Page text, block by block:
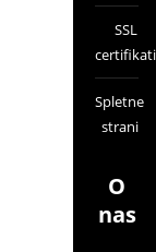
SSL
certifikati
Spletne
strani
O
nas